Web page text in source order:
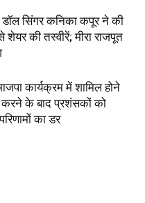
डॉल सिंगर कनिका कपूर ने की
शेयर की तस्वीरें; मीरा राजपूत
कार्यक्रम में शामिल होने
करने के बाद प्रशंसकों को
का डर